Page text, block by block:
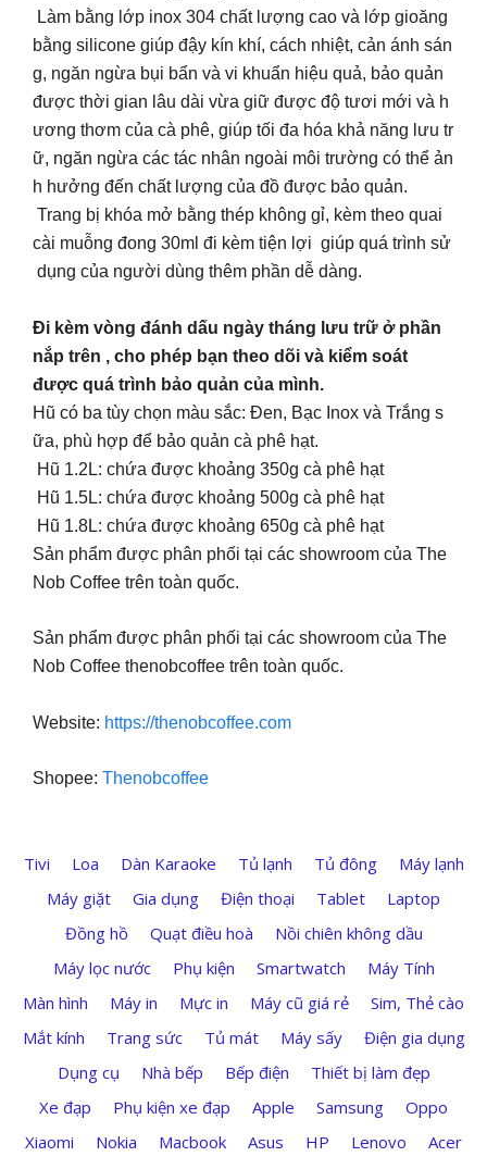
Làm bằng lớp inox 304 chất lượng cao và lớp gioăng
bằng silicone giúp đậy kín khí, cách nhiệt, cản ánh sán
g, ngăn ngừa bụi bẩn và vi khuẩn hiệu quả, bảo quản
được thời gian lâu dài vừa giữ được độ tươi mới và h
ương thơm của cà phê, giúp tối đa hóa khả năng lưu tr
ữ, ngăn ngừa các tác nhân ngoài môi trường có thể ản
h hưởng đến chất lượng của đồ được bảo quản.
Trang bị khóa mở bằng thép không gỉ, kèm theo quai
cài muỗng đong 30ml đi kèm tiện lợi giúp quá trình sử
dụng của người dùng thêm phần dễ dàng.
Đi kèm vòng đánh dấu ngày tháng lưu trữ ở phần
nắp trên , cho phép bạn theo dõi và kiểm soát
được quá trình bảo quản của mình.
Hũ có ba tùy chọn màu sắc: Đen, Bạc Inox và Trắng s
ữa, phù hợp để bảo quản cà phê hạt.
Hũ 1.2L: chứa được khoảng 350g cà phê hạt
Hũ 1.5L: chứa được khoảng 500g cà phê hạt
Hũ 1.8L: chứa được khoảng 650g cà phê hạt
Sản phẩm được phân phối tại các showroom của The
Nob Coffee trên toàn quốc.
Sản phẩm được phân phối tại các showroom của The
Nob Coffee thenobcoffee trên toàn quốc.
Website: https://thenobcoffee.com
Shopee: Thenobcoffee
Tivi Loa Dàn Karaoke Tủ lạnh Tủ đông
Máy lạnh
Máy giặt
Gia dụng Điện thoại Tablet
Laptop
Đồng hồ
Quạt điều hoà
Nồi chiên không dầu
Máy lọc nước
Phụ kiện Smartwatch
Máy Tính
Màn hình
Máy in Mực in Máy cũ giá rẻ
Sim, Thẻ cào
Mắt kính
Trang sức Tủ mát Máy sấy
Điện gia dụng
Dụng cụ
Nhà bếp Bếp điện
Thiết bị làm đẹp
Xe đạp
Phụ kiện xe đạp Apple Samsung
Oppo
Xiaomi
Nokia Macbook Asus HP Lenovo
Acer